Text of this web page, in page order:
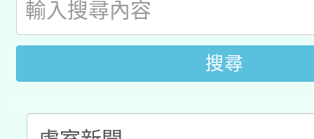
方素養工作坊新北場」
「族語學習班」招生簡
文教學共融平台-教案
件」活動簡章
教育部國民及學前教育
年度COVID-19疫苗接
接種對象擴大為「滿6
接種之民眾」措施，延
搜尋